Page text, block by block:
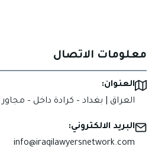
معلومات الاتصال
العنوان:
العراق | بغداد – كرادة داخل –
البريد الالكتروني:
info@iraqilawyersnetwork.com